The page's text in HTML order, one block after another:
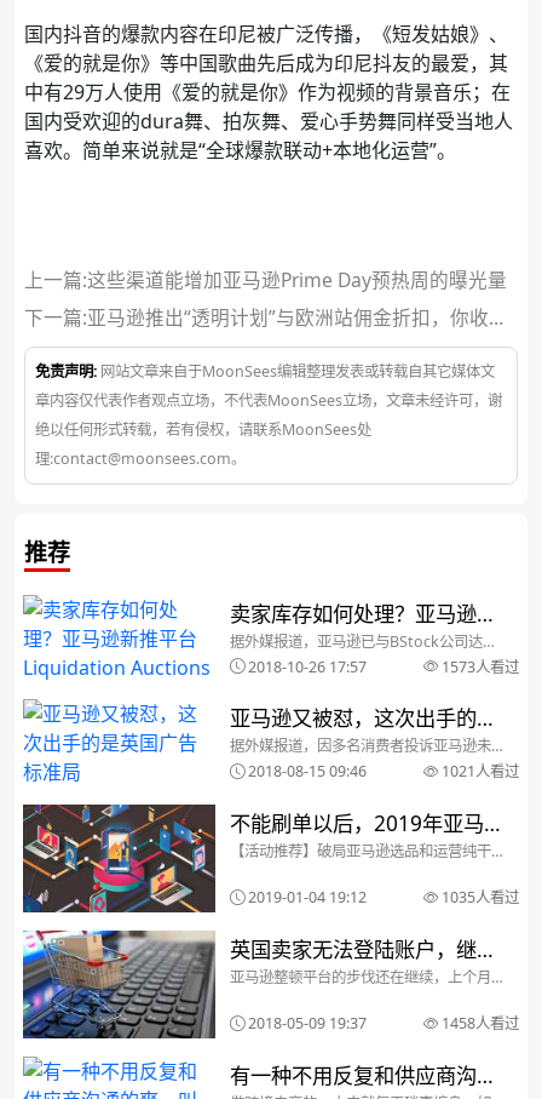
国内抖音的爆款内容在印尼被广泛传播，《短发姑娘》、
《爱的就是你》等中国歌曲先后成为印尼抖友的最爱，其
中有29万人使用《爱的就是你》作为视频的背景音乐；在
国内受欢迎的dura舞、拍灰舞、爱心手势舞同样受当地人
喜欢。简单来说就是“全球爆款联动+本地化运营”。
上一篇:这些渠道能增加亚马逊Prime Day预热周的曝光量
下一篇:亚马逊推出“透明计划”与欧洲站佣金折扣，你收到
邀请了吗？
免责声明: 网站文章来自于MoonSees编辑整理发表或转载自其它媒体文
章内容仅代表作者观点立场，不代表MoonSees立场，文章未经许可，谢
绝以任何形式转载，若有侵权，请联系MoonSees处
理:contact@moonsees.com。
推荐
卖家库存如何处理？亚马逊新
推平台Liquidation Auctions
据外媒报道，亚马逊已与BStock公司达成
合作伙伴关系，共同推出B2B电商平台
Amazon Liquidation Auctions（亚马逊
将出售大量的卖家客...
2018-10-26 17:57 1573人看过
亚马逊又被怼，这次出手的是
英国广告标准局
据外媒报道，因多名消费者投诉亚马逊未
能在圣诞节期间及时将商品送达，英国广
告监管机构要求亚马逊停止在广告中宣扬
(ASA)认为，亚马逊广告声称“不限商品一
天送达”...
2018-08-15 09:46 1021人看过
不能刷单以后，2019年亚马
逊选品、运营、广告方向在哪
里？
【活动推荐】破局亚马逊选品和运营纯干
盛典）【招生进行时】厦门亚马逊新卖家
培训1月班 — MoonSees精品课程乐观的
年一个...
2019-01-04 19:12 1035人看过
英国卖家无法登陆账户，继
2.14事件之后亚马逊又下毒
手？
亚马逊整顿平台的步伐还在继续，上个月
认证，刷单惩罚从过年一直延续到现在，
卖家封号，买家封号，新的Review规则公
家反应自...
2018-05-09 19:37 1458人看过
有一种不用反复和供应商沟通